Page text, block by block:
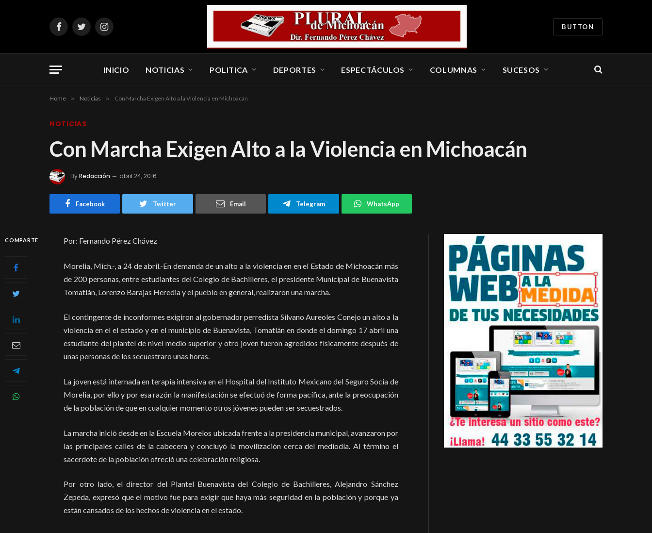
FacebookTwitterInstagram
BUTTON
INICIO NOTICIAS POLITICA DEPORTES ESPECTÁCULOS COLUMNAS SUCESOS
Home » Noticias » Con Marcha Exigen Alto a la Violencia en Michoacán
NOTICIAS
Con Marcha Exigen Alto a la Violencia en Michoacán
ByRedacción abril 24, 2016
Facebook Twitter Email Telegram WhatsApp
COMPARTE Por: Fernando Pérez Chávez
Morelia, Mich.-, a 24 de abril.-En demanda de un alto a la violencia en en el Estado de Michoacán más
de 200 personas, entre estudiantes del Colegio de Bachilleres, el presidente Municipal de Buenavista
Tomatlán, Lorenzo Barajas Heredia y el pueblo en general, realizaron una marcha.
El contingente de inconformes exigiron al gobernador perredista Silvano Aureoles Conejo un alto a la
violencia en el el estado y en el municipio de Buenavista, Tomatlán en donde el domingo 17 abril una
estudiante del plantel de nivel medio superior y otro joven fueron agredidos físicamente después de
unas personas de los secuestraro unas horas.
La joven está internada en terapia intensiva en el Hospital del Instituto Mexicano del Seguro Socia de
Morelia, por ello y por esa razón la manifestación se efectuó de forma pacífica, ante la preocupación
de la población de que en cualquier momento otros jóvenes pueden ser secuestrados.
La marcha inició desde en la Escuela Morelos ubicada frente a la presidencia municipal, avanzaron por
las principales calles de la cabecera y concluyó la movilización cerca del mediodía. Al término el
sacerdote de la población ofreció una celebración religiosa.
Por otro lado, el director del Plantel Buenavista del Colegio de Bachilleres, Alejandro Sánchez
Zepeda, expresó que el motivo fue para exigir que haya más seguridad en la población y porque ya
están cansados de los hechos de violencia en el estado.